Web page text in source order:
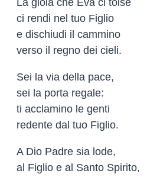
La gioia che Eva ci tolse
ci rendi nel tuo Figlio
e dischiudi il cammino
verso il regno dei cieli.
Sei la via della pace,
sei la porta regale:
ti acclamino le genti
redente dal tuo Figlio.
A Dio Padre sia lode,
al Figlio e al Santo Spirito,